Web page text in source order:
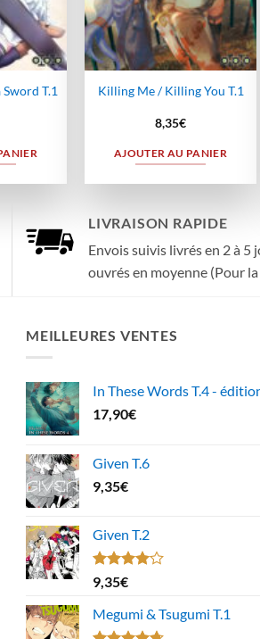
T.1 Killing Me / Killing You T.1
8,35€
AJOUTER AU PANIER
LIVRAISON RAPIDE
Envois suivis livrés en 2 à 5
ouvrés en moyenne (Pour
MEILLEURES VENTES
In These Words T.4 -
17,90€
Given T.6
9,35€
Given T.2
Note
4.00
5
9,35€
Megumi & Tsugumi T.1